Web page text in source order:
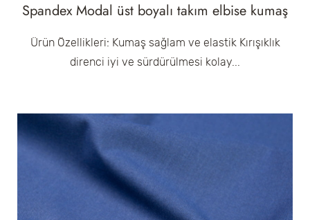
Spandex Modal üst boyalı takım elbise kumaş
Ürün Özellikleri: Kumaş sağlam ve elastik Kırışıklık
direnci iyi ve sürdürülmesi kolay...